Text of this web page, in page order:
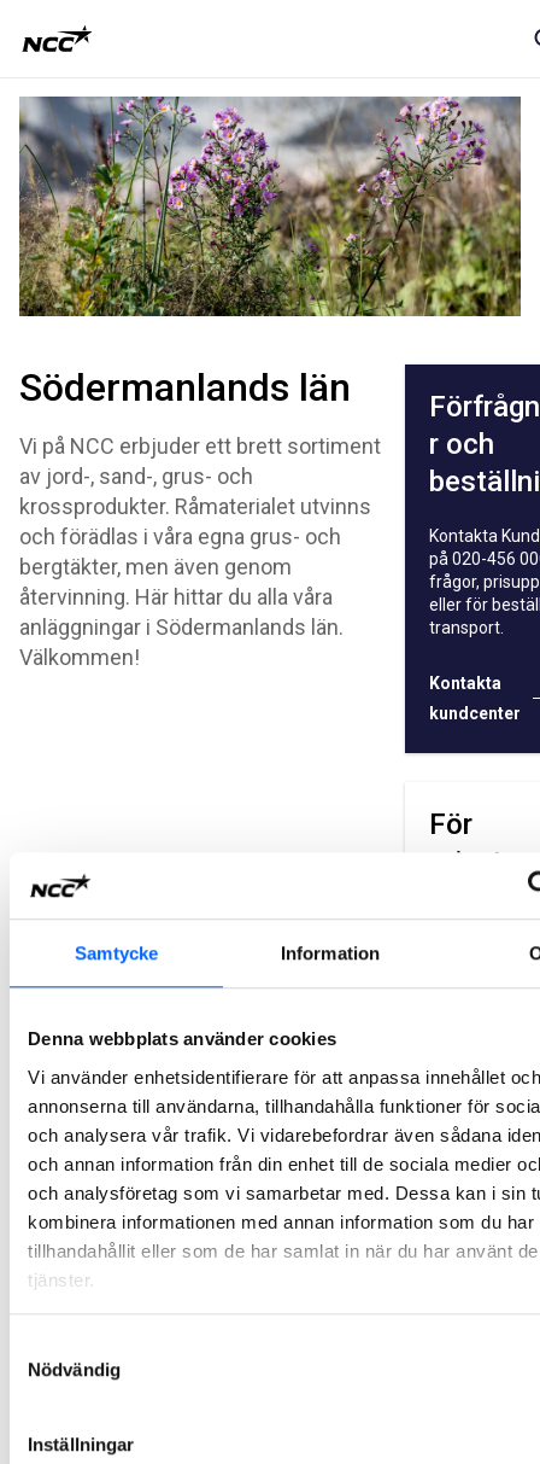
Samtycke Information
Denna webbplats använder cookies
Vi använder enhetsidentifierare för att anpassa innehållet och
annonserna till användarna, tillhandahålla funktioner för
och analysera vår trafik. Vi vidarebefordrar även sådana
och annan information från din enhet till de sociala medier
och analysföretag som vi samarbetar med. Dessa kan i sin
kombinera informationen med annan information som du har
tillhandahållit eller som de har samlat in när du har använt
tjänster.
Nödvändig
Inställningar
Södermanlands län
Vi på NCC erbjuder ett brett sortiment
av jord-, sand-, grus- och
krossprodukter. Råmaterialet utvinns
och förädlas i våra egna grus- och
bergtäkter, men även genom
återvinning. Här hittar du alla våra
anläggningar i Södermanlands län.
Välkommen!
r och
Kontakta
på 020-456
frågor,
eller för
transport.
Kontakta
kundcenter
För
och
På flera av
Se
här